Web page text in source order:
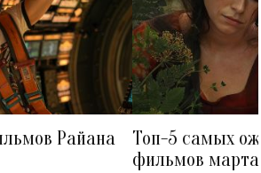
Райана
Топ-5 самых
фильмов